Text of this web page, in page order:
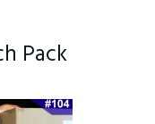
Pack